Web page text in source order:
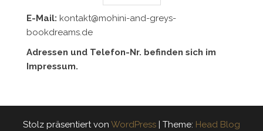
E-Mail: kontakt@mohini-and-greys-
bookdreams.de
Adressen und Telefon-Nr. befinden sich im
Impressum.
Stolz präsentiert von WordPress | Theme: Head Blog